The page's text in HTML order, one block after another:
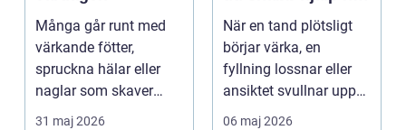
Många går runt med
värkande fötter,
spruckna hälar eller
naglar som skaver
utan att göra något åt
31 maj 2026
tanden krisar
När en tand plötsligt
börjar värka, en
fyllning lossnar eller
ansiktet svullnar upp
vill man ha hjäl...
06 maj 2026